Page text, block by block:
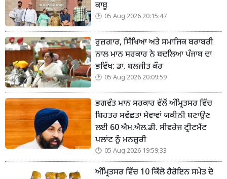
ਕਾਬੂ
05 Aug 2026 20:15:47
ਰੁਜ਼ਗਾਰ, ਸਿੱਖਿਆ ਅਤੇ ਸਮਾਜਿਕ ਬਰਾਬਰੀ
ਨਾਲ ਮਾਨ ਸਰਕਾਰ ਨੇ ਬਦਲਿਆ ਪੰਜਾਬ ਦਾ
ਭਵਿੱਖ: ਡਾ. ਬਲਜੀਤ ਕੌਰ
05 Aug 2026 20:09:59
ਭਗਵੰਤ ਮਾਨ ਸਰਕਾਰ ਵੱਲੋਂ ਅੰਮ੍ਰਿਤਸਰ ਵਿੱਚ
ਬਿਹਤਰ ਸਵੱਛਤਾ ਸੇਵਾਵਾਂ ਯਕੀਨੀ ਬਣਾਉਣ
ਲਈ 60 ਐਮ.ਐਲ.ਡੀ. ਸੀਵਰੇਜ ਟ੍ਰੀਟਮੈਂਟ
ਪਲਾਂਟ ਨੂੰ ਮਨਜ਼ੂਰੀ
05 Aug 2026 19:59:33
ਅੰਮ੍ਰਿਤਸਰ ਵਿੱਚ 10 ਕਿੱਲੋ ਹੈਰੋਇਨ ਸਮੇਤ ਦੋ